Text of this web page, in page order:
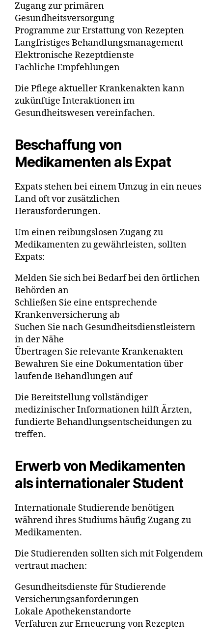
Zugang zur primären
Gesundheitsversorgung
Programme zur Erstattung von Rezepten
Langfristiges Behandlungsmanagement
Elektronische Rezeptdienste
Fachliche Empfehlungen
Die Pflege aktueller Krankenakten kann
zukünftige Interaktionen im
Gesundheitswesen vereinfachen.
Beschaffung von
Medikamenten als Expat
Expats stehen bei einem Umzug in ein neues
Land oft vor zusätzlichen
Herausforderungen.
Um einen reibungslosen Zugang zu
Medikamenten zu gewährleisten, sollten
Expats:
Melden Sie sich bei Bedarf bei den örtlichen
Behörden an
Schließen Sie eine entsprechende
Krankenversicherung ab
Suchen Sie nach Gesundheitsdienstleistern
in der Nähe
Übertragen Sie relevante Krankenakten
Bewahren Sie eine Dokumentation über
laufende Behandlungen auf
Die Bereitstellung vollständiger
medizinischer Informationen hilft Ärzten,
fundierte Behandlungsentscheidungen zu
treffen.
Erwerb von Medikamenten
als internationaler Student
Internationale Studierende benötigen
während ihres Studiums häufig Zugang zu
Medikamenten.
Die Studierenden sollten sich mit Folgendem
vertraut machen:
Gesundheitsdienste für Studierende
Versicherungsanforderungen
Lokale Apothekenstandorte
Verfahren zur Erneuerung von Rezepten